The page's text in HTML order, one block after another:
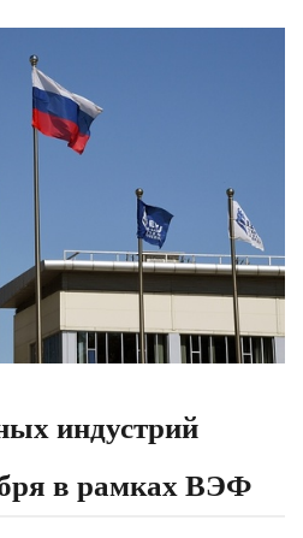
индустрий
в рамках ВЭФ